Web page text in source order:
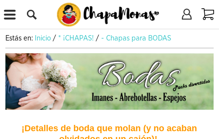
X
Estás en: Inicio / * ¡CHAPAS! /- Chapas para BODAS
¡Detalles de boda que molan (y no acaban